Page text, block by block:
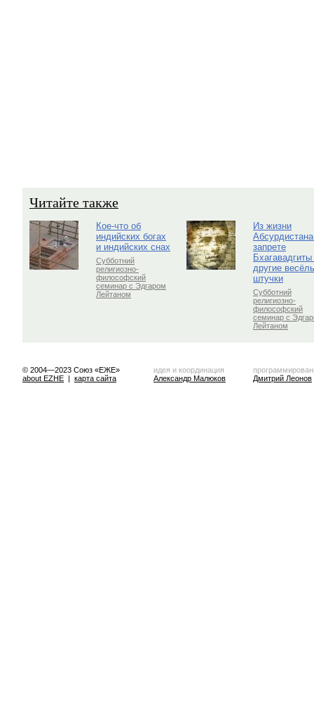
Читайте также
Кое-что об
индийских богах
и индийских снах
Субботний
религиозно-
философский
семинар с Эдгаром
Лейтаном
Из жизни
запрете
Бхагавадгиты
другие
штучки
Субботний
религиозно-
философский
семинар с
Лейтаном
© 2004—2023 Союз «ЕЖЕ»
about EZHE | карта сайта
идея и координация
Александр Малюков
Дмитрий Леонов